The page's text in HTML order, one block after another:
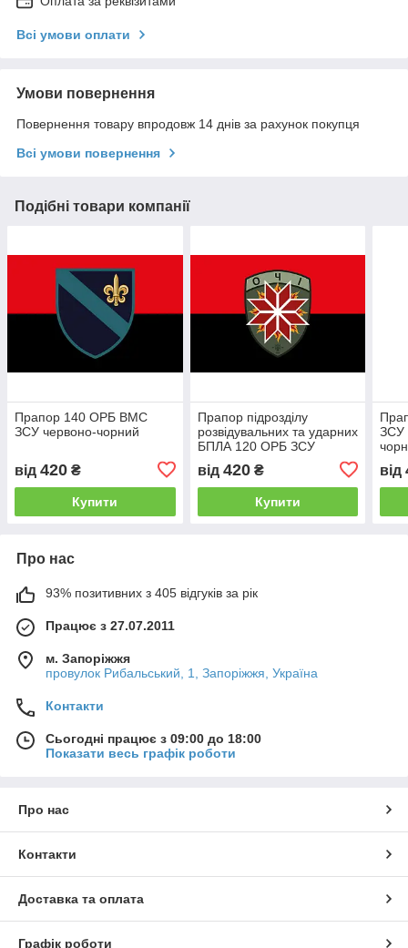
Всі умови оплати
Умови повернення
Повернення товару впродовж 14 днів за рахунок покупця
Всі умови повернення
Подібні товари компанії
Прапор 140 ОРБ ВМС
ЗСУ червоно-чорний
від 420 ₴
Купити
Прапор підрозділу
розвідувальних та ударних
БПЛА 120 ОРБ ЗСУ
від 420₴
Купити
ЗСУ
від
Про нас
93% позитивних з 405 відгуків за рік
Працює з 27.07.2011
м. Запоріжжя
провулок Рибальський, 1, Запоріжжя, Україна
Контакти
Сьогодні працює з 09:00 до 18:00
Показати весь графік роботи
Про нас
Контакти
Доставка та оплата
Графік роботи